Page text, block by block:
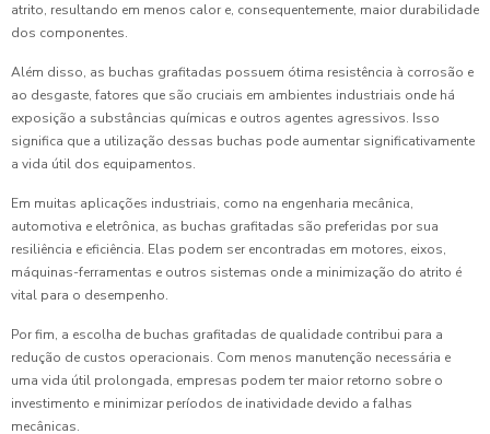
atrito, resultando em menos calor e, consequentemente, maior durabilidade
dos componentes.
Além disso, as buchas grafitadas possuem ótima resistência à corrosão e
ao desgaste, fatores que são cruciais em ambientes industriais onde há
exposição a substâncias químicas e outros agentes agressivos. Isso
significa que a utilização dessas buchas pode aumentar significativamente
a vida útil dos equipamentos.
Em muitas aplicações industriais, como na engenharia mecânica,
automotiva e eletrônica, as buchas grafitadas são preferidas por sua
resiliência e eficiência. Elas podem ser encontradas em motores, eixos,
máquinas-ferramentas e outros sistemas onde a minimização do atrito é
vital para o desempenho.
Por fim, a escolha de buchas grafitadas de qualidade contribui para a
redução de custos operacionais. Com menos manutenção necessária e
uma vida útil prolongada, empresas podem ter maior retorno sobre o
investimento e minimizar períodos de inatividade devido a falhas
mecânicas.